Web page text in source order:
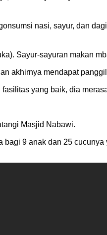
nasi, sayur, dan
Sayur-sayuran makan
akhirnya mendapat
yang baik, dia
Masjid Nabawi.
9 anak dan 25